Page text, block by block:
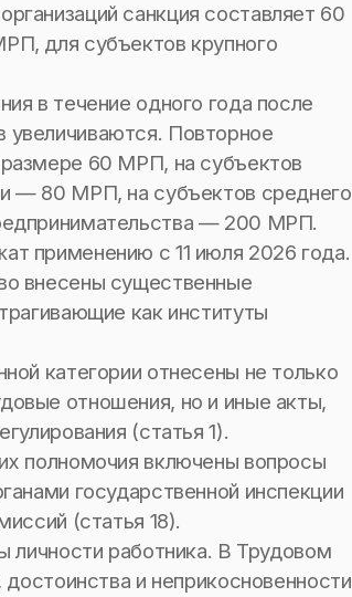
санкция составляет 60
для субъектов крупного
в течение одного года после
увеличиваются. Повторное
60 МРП, на субъектов
— 80 МРП, на субъектов среднего
— 200 МРП.
применению с 11 июля 2026 года.
внесены существенные
как институты
категории отнесены не только
отношения, но и иные акты,
(статья 1).
полномочия включены вопросы
государственной инспекции
(статья 18).
личности работника. В Трудовом
и неприкосновенности